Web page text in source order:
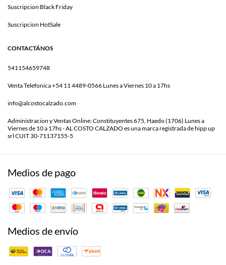
Suscripcion Black Friday
Suscripcion HotSale
CONTACTÁNOS
541154659748
Venta Telefonica +54 11 4489-0566 Lunes a Viernes 10 a 17hs
info@alcostocalzado.com
Administracion y Ventas Online: Constituyentes 675, Haedo (1706) Lunes a
Viernes de 10 a 17hs - AL COSTO CALZADO es una marca registrada de hipp up
srl CUIT 30-71137155-5
Medios de pago
Medios de envío